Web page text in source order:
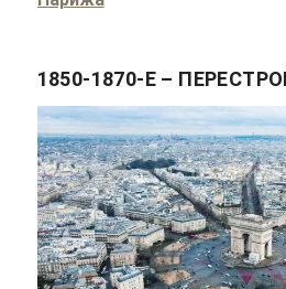
1850-1870-Е –